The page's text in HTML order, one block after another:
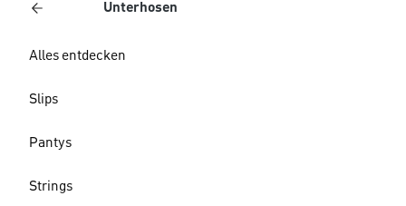
Unterhosen
Alles entdecken
Slips
Pantys
Strings